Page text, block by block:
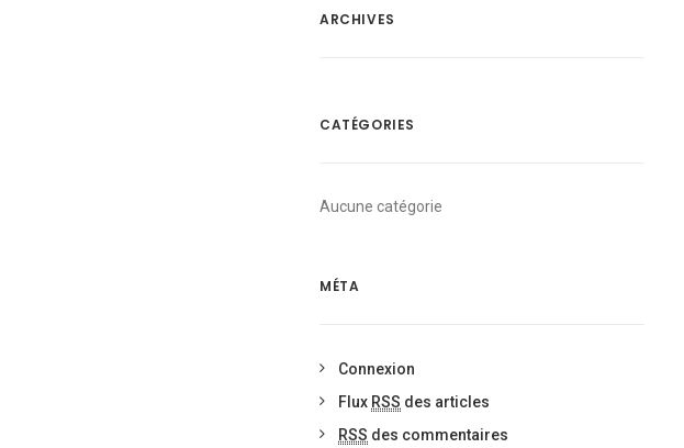
ARCHIVES
CATÉGORIES
Aucune catégorie
MÉTA
Connexion
Flux RSS des articles
RSS des commentaires